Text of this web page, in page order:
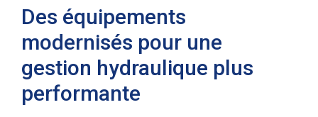
Des équipements
modernisés pour une
gestion hydraulique plus
performante